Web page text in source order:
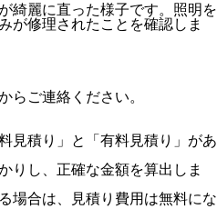
綺麗に直った様子です。照明を
が修理されたことを確認しま
らご連絡ください。
見積り」と「有料見積り」があ
りし、正確な金額を算出しま
場合は、見積り費用は無料にな